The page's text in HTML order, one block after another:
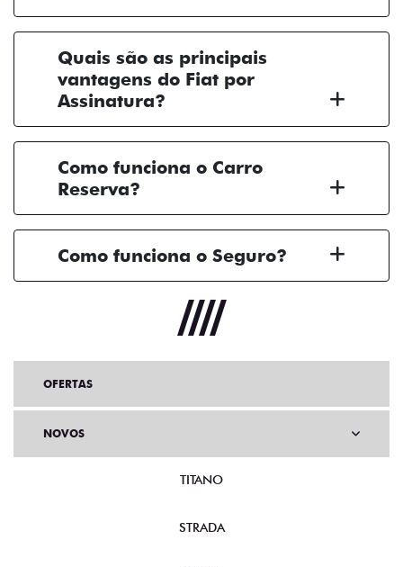
Quais são as principais
vantagens do Fiat por
Assinatura?
Como funciona o Carro
Reserva?
Como funciona o Seguro?
OFERTAS
NOVOS
TITANO
STRADA